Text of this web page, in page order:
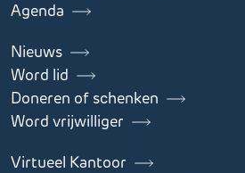
Agenda
Nieuws
Word lid
Doneren of schenken
Word vrijwilliger
Virtueel Kantoor